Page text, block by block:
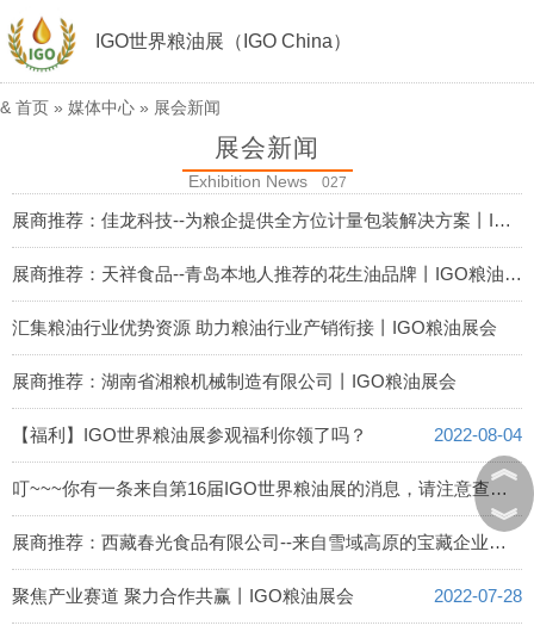
IGO世界粮油展（IGO China）
& 首页 » 媒体中心 » 展会新闻
展会新闻
Exhibition News 027
展商推荐：佳龙科技--为粮企提供全方位计量包装解决方案丨IGO粮油展会
2022-08-07展商推荐：天祥食品--青岛本地人推荐的花生油品牌丨IGO粮油展会
2022-08-06
汇集粮油行业优势资源 助力粮油行业产销衔接丨IGO粮油展会
2022-08-05
展商推荐：湖南省湘粮机械制造有限公司丨IGO粮油展会
2022-08-04
【福利】IGO世界粮油展参观福利你领了吗？ 2022-08-04
叮~~~你有一条来自第16届IGO世界粮油展的消息，请注意查收！
2022-08-03
展商推荐：西藏春光食品有限公司--来自雪域高原的宝藏企业丨IGO粮油展会
2022-08-02
聚焦产业赛道 聚力合作共赢丨IGO粮油展会 2022-07-28
︽
︾